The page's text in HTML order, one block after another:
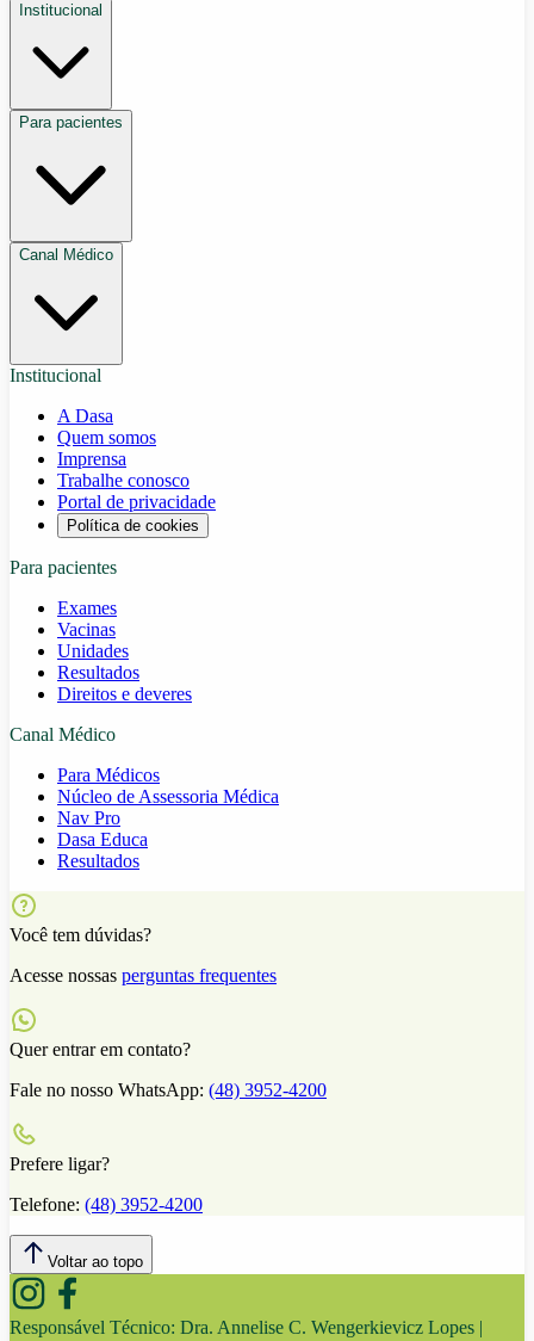
Institucional
Para pacientes
Canal Médico
Institucional
A Dasa
Quem somos
Imprensa
Trabalhe conosco
Portal de privacidade
Política de cookies
Para pacientes
Exames
Vacinas
Unidades
Resultados
Direitos e deveres
Canal Médico
Para Médicos
Núcleo de Assessoria Médica
Nav Pro
Dasa Educa
Resultados
Você tem dúvidas?
Acesse nossas perguntas frequentes
Quer entrar em contato?
Fale no nosso WhatsApp: (48) 3952-4200
Prefere ligar?
Telefone: (48) 3952-4200
Voltar ao topo
Responsável Técnico: Dra. Annelise C. Wengerkievicz Lopes |